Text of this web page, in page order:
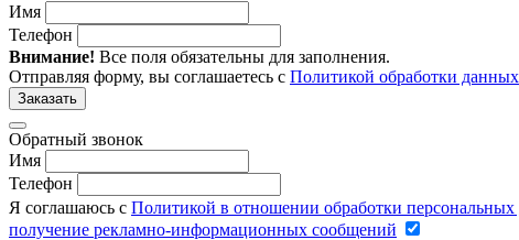
Имя
Телефон
Внимание! Все поля обязательны для заполнения.
Отправляя форму, вы соглашаетесь с Политикой обработки данных
Заказать
Обратный звонок
Имя
Телефон
Я соглашаюсь с Политикой в отношении обработки
получение рекламно-информационных сообщений